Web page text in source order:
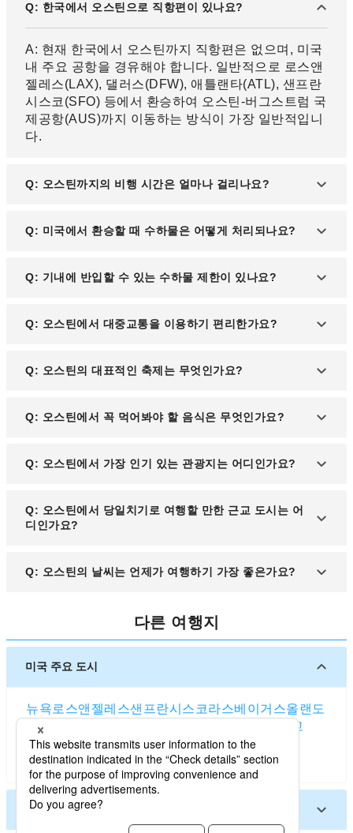
Q: 한국에서 오스틴으로 직항편이 있나요?
A: 현재 한국에서 오스틴까지 직항편은 없으며, 미국
내 주요 공항을 경유해야 합니다. 일반적으로 로스앤
젤레스(LAX), 댈러스(DFW), 애틀랜타(ATL), 샌프란
시스코(SFO) 등에서 환승하여 오스틴-버그스트럼 국
제공항(AUS)까지 이동하는 방식이 가장 일반적입니
다.
Q: 오스틴까지의 비행 시간은 얼마나 걸리나요?
A: 인천공항에서 미국 주요 경유지까지 약 12~13시
달라질 수 있지만, 일반적으로 15~18시간 정도 예상
Q: 미국에서 환승할 때 수하물은 어떻게 처리되나요?
A: 미국 입국 시에는 첫 번째 도착 공항에서 반드시
서 댈러스(DFW)로 입국한 후 오스틴(AUS)으로 환승
적지까지 자동으로 연결되는 경우가 많습니다.
Q: 기내에 반입할 수 있는 수하물 제한이 있나요?
A: 기내 반입 가능한 수하물은 항공사마다 규정이 다
제한이 있으므로, 이용하는 항공사의 공식 웹사이트
리 관련 제한 사항을 반드시 숙지해야 합니다.
Q: 오스틴에서 대중교통을 이용하기 편리한가요?
A: 오스틴은 대중교통 시스템이 잘 갖춰져 있지만, 버
비스를 선호합니다. 도심에서는 전동 스쿠터와 자전
Q: 오스틴의 대표적인 축제는 무엇인가요?
A: 오스틴은 사우스 바이 사우스웨스트(SXSW), 오
특히 SXSW는 최신 기술, 영화, 음악이 결합된 글로
Q: 오스틴에서 꼭 먹어봐야 할 음식은 무엇인가요?
A: 오스틴은 텍사스 바비큐와 푸드 트럭 문화로 유명
피자 등이 있으며, 유명한 바비큐 레스토랑으로는 프
랭클린 바비큐(Franklin Barbecue)가 있습니다.
Q: 오스틴에서 가장 인기 있는 관광지는 어디인가요?
A: 오스틴은 음악과 자연이 어우러진 도시로, 레이디
버드 호수(Lady Bird Lake), 배트 브리지(Congress
표적인 명소입니다. 특히 여름철 해가 질 무렵 콜로라
Q: 오스틴에서 당일치기로 여행할 만한 근교 도시는 어
디인가요?
A: 오스틴 근교에는 샌안토니오(San Antonio), 프레
와 리버워크(River Walk)로 유명하며, 프레드릭스버
그는 텍사스 와이너리와 독일식 건축물을 즐길 수 있
Q: 오스틴의 날씨는 언제가 여행하기 가장 좋은가요?
A: 오스틴은 연중 따뜻한 날씨가 지속되지만, 여름
(6~9월)은 덥고 습도가 높은 편이라 실내 활동이나
수상 레저를 즐기는 것이 좋습니다. 반면, 봄(3~5월)
과 가을(10~11월)은 기온이 온화하고 하늘이 맑아 여
대형 음악 축제와 야외 행사가 많아 더욱 활기찬 분위
기를 느낄 수 있습니다.
다른 여행지
미국 주요 도시
뉴욕 로스앤젤레스샌프란시스코라스베이거스올랜도
시애틀
샌디에고
애틀랜타휴스턴솔트레이크시티마이애미
포틀랜드 (오리건주)
미국 기타 도시